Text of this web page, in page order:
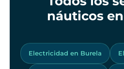
náuticos
Electricidad en Burela